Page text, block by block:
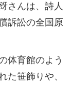
さんは、詩人
訴訟の全国原
体育館のよう
た笹飾りや、